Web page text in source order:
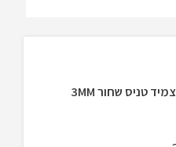
צמיד טניס שחור 3MM